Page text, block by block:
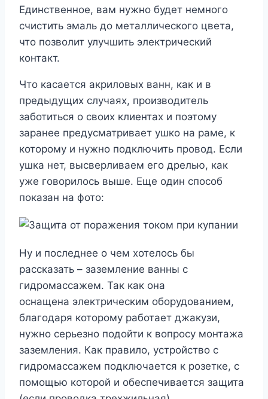
Единственное, вам нужно будет немного
счистить эмаль до металлического цвета,
что позволит улучшить электрический
контакт.
Что касается акриловых ванн, как и в
предыдущих случаях, производитель
заботиться о своих клиентах и поэтому
заранее предусматривает ушко на раме, к
которому и нужно подключить провод. Если
ушка нет, высверливаем его дрелью, как
уже говорилось выше. Еще один способ
показан на фото:
Ну и последнее о чем хотелось бы
рассказать – заземление ванны с
гидромассажем. Так как она
оснащена электрическим оборудованием,
благодаря которому работает джакузи,
нужно серьезно подойти к вопросу монтажа
заземления. Как правило, устройство с
гидромассажем подключается к розетке, с
помощью которой и обеспечивается защита